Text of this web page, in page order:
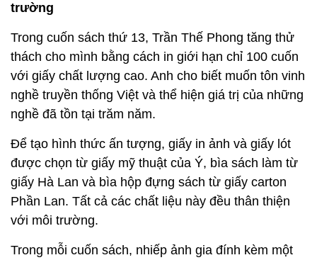
trường
Trong cuốn sách thứ 13, Trần Thế Phong tăng thử
thách cho mình bằng cách in giới hạn chỉ 100 cuốn
với giấy chất lượng cao. Anh cho biết muốn tôn vinh
nghề truyền thống Việt và thể hiện giá trị của những
nghề đã tồn tại trăm năm.
Để tạo hình thức ấn tượng, giấy in ảnh và giấy lót
được chọn từ giấy mỹ thuật của Ý, bìa sách làm từ
giấy Hà Lan và bìa hộp đựng sách từ giấy carton
Phần Lan. Tất cả các chất liệu này đều thân thiện
với môi trường.
Trong mỗi cuốn sách, nhiếp ảnh gia đính kèm một